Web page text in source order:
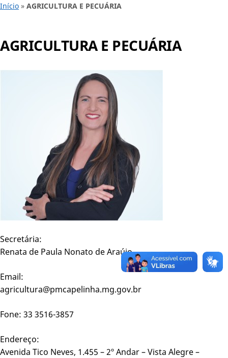
Início » AGRICULTURA E PECUÁRIA
AGRICULTURA E PECUÁRIA
Secretária:
Renata de Paula Nonato de Araújo
Email:
agricultura@pmcapelinha.mg.gov.br
Fone: 33 3516-3857
Endereço:
Avenida Tico Neves, 1.455 – 2º Andar – Vista Alegre –